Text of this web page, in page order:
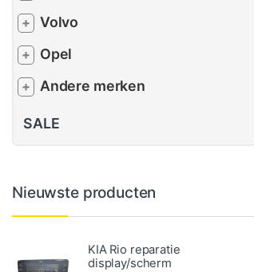
+ Volvo
+ Opel
+ Andere merken
SALE
Nieuwste producten
KIA Rio reparatie
display/scherm